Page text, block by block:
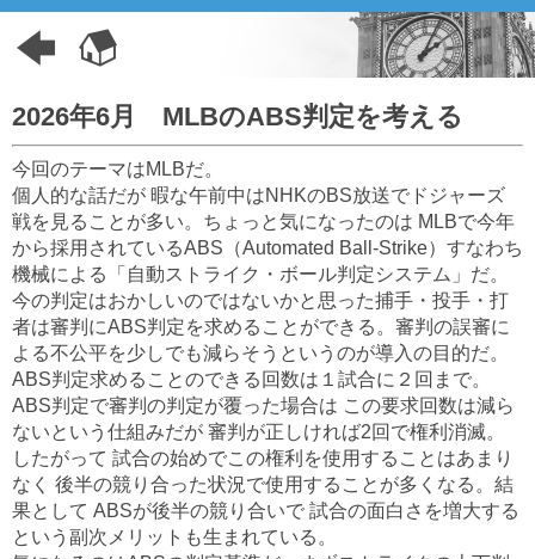
2026年6月 MLBのABS判定を考える
今回のテーマはMLBだ。
個人的な話だが 暇な午前中はNHKのBS放送でドジャーズ
戦を見ることが多い。ちょっと気になったのは MLBで今年
から採用されているABS（Automated Ball-Strike）すなわち
機械による「自動ストライク・ボール判定システム」だ。
今の判定はおかしいのではないかと思った捕手・投手・打
者は審判にABS判定を求めることができる。審判の誤審に
よる不公平を少しでも減らそうというのが導入の目的だ。
ABS判定求めることのできる回数は１試合に２回まで。
ABS判定で審判の判定が覆った場合は この要求回数は減ら
ないという仕組みだが 審判が正しければ2回で権利消滅。
したがって 試合の始めでこの権利を使用することはあまり
なく 後半の競り合った状況で使用することが多くなる。結
果として ABSが後半の競り合いで 試合の面白さを増大する
という副次メリットも生まれている。